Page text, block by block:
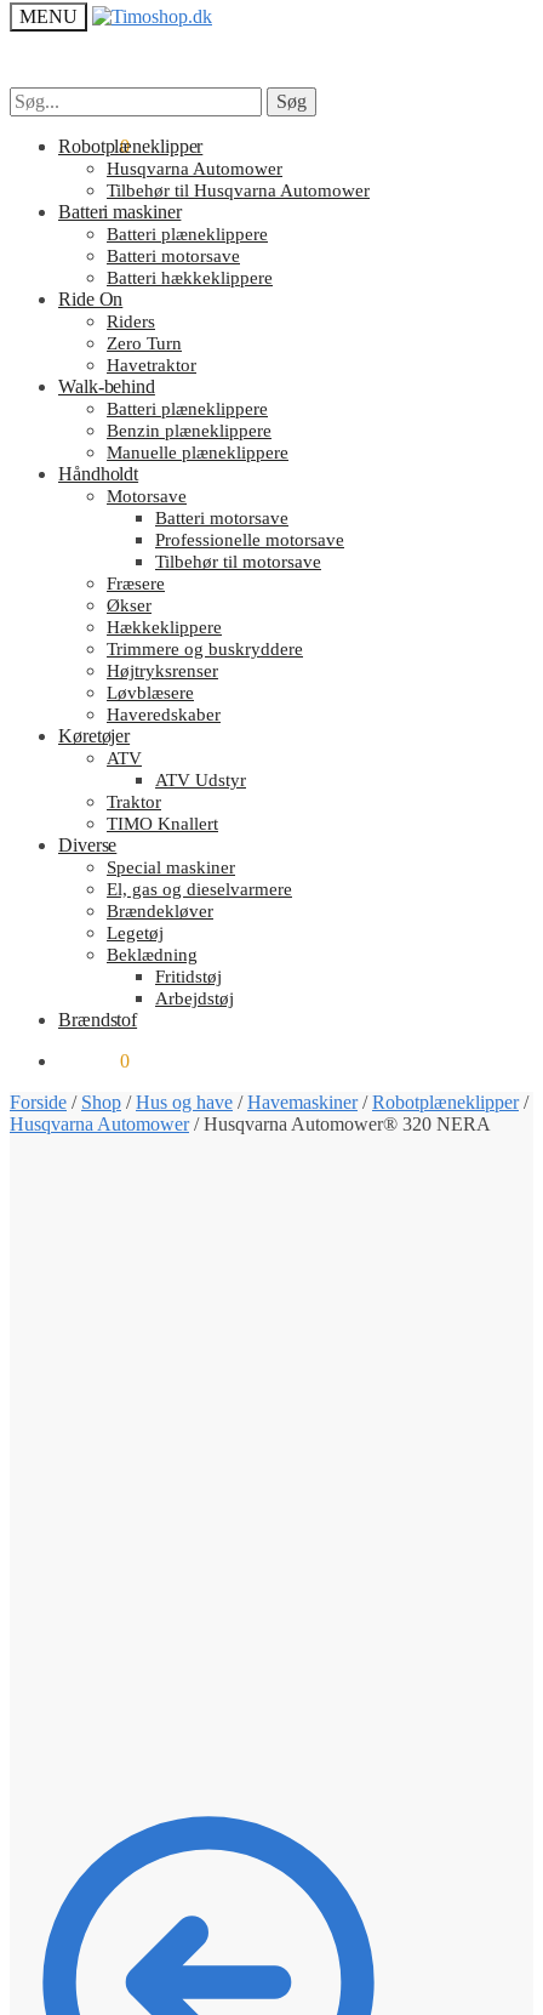
MENU
Søg
efter:
Søg
kr.0.00 0
Søg
efter:
Søg
Robotplæneklipper
Husqvarna Automower
Tilbehør til Husqvarna Automower
Batteri maskiner
Batteri plæneklippere
Batteri motorsave
Batteri hækkeklippere
Ride On
Riders
Zero Turn
Havetraktor
Walk-behind
Batteri plæneklippere
Benzin plæneklippere
Manuelle plæneklippere
Håndholdt
Motorsave
Batteri motorsave
Professionelle motorsave
Tilbehør til motorsave
Fræsere
Økser
Hækkeklippere
Trimmere og buskryddere
Højtryksrenser
Løvblæsere
Haveredskaber
Køretøjer
ATV
ATV Udstyr
Traktor
TIMO Knallert
Diverse
Special maskiner
El, gas og dieselvarmere
Brændekløver
Legetøj
Beklædning
Fritidstøj
Arbejdstøj
Brændstof
0
Forside / Shop /Hus og have /Havemaskiner/Robotplæneklipper/
Husqvarna Automower/Husqvarna Automower® 320 NERA